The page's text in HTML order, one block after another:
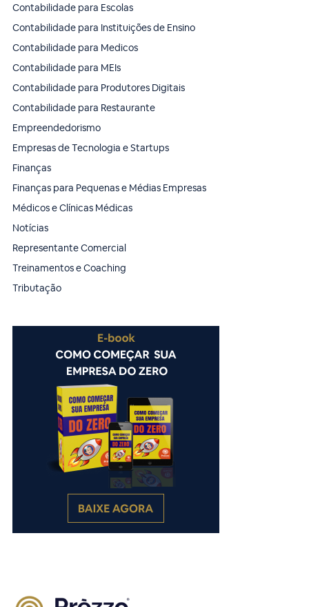
Contabilidade para Escolas
Contabilidade para Instituições de Ensino
Contabilidade para Medicos
Contabilidade para MEIs
Contabilidade para Produtores Digitais
Contabilidade para Restaurante
Empreendedorismo
Empresas de Tecnologia e Startups
Finanças
Finanças para Pequenas e Médias Empresas
Médicos e Clínicas Médicas
Notícias
Representante Comercial
Treinamentos e Coaching
Tributação